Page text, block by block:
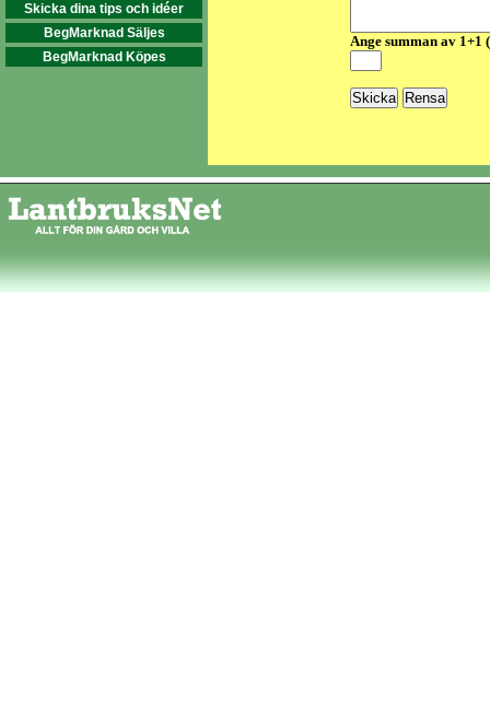
Skicka dina tips och idéer
BegMarknad Säljes
BegMarknad Köpes
Ange summan av 1+1